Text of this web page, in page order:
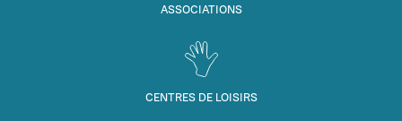
ASSOCIATIONS
CENTRES DE LOISIRS